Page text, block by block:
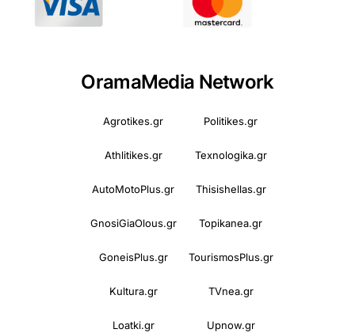
OramaMedia Network
Agrotikes.gr Politikes.gr
Athlitikes.gr Texnologika.gr
AutoMotoPlus.gr Thisishellas.gr
GnosiGiaOlous.gr Topikanea.gr
GoneisPlus.gr TourismosPlus.gr
Kultura.gr TVnea.gr
Loatki.gr Upnow.gr